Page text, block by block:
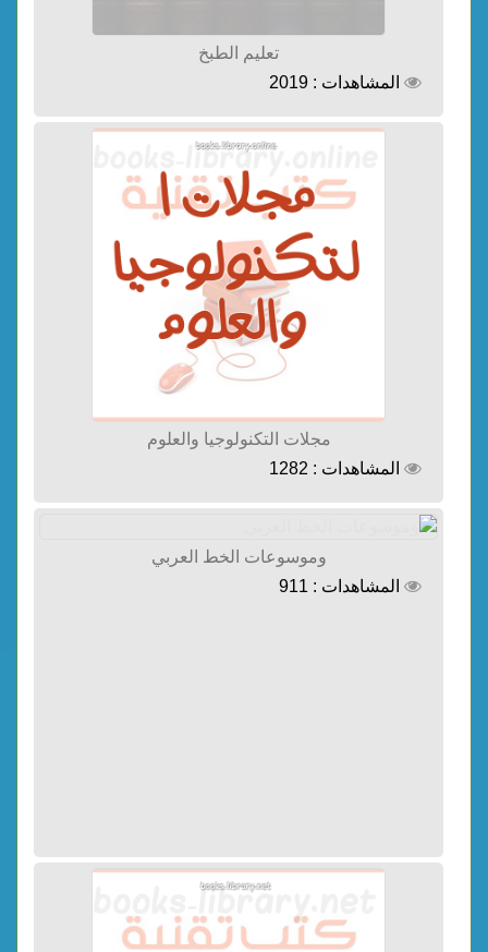
تعليم الطبخ
المشاهدات : 2019
مجلات التكنولوجيا والعلوم
المشاهدات : 1282
وموسوعات الخط العربي
المشاهدات : 911